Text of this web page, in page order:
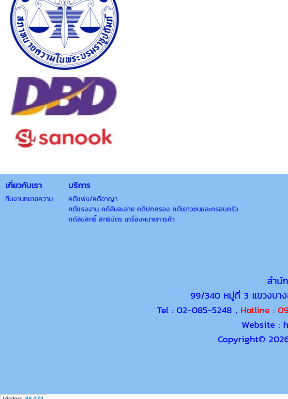
เกี่ยวกับเรา
ทีมงานทนายความ
บริการ
คดีแพ่ง/คดีอาญา
คดีแรงงาน คดีล้มละลาย คดีปกครอง คดีเยาวชนและครอบครัว
คดีลิขสิทธิ์ สิทธิบัตร เครื่องหมายการค้า
สำนั
99/340 หมู่ที่ 3 แขวงบา
Tel : 02-085-5248 , Hotline :
Website :
Copyright©